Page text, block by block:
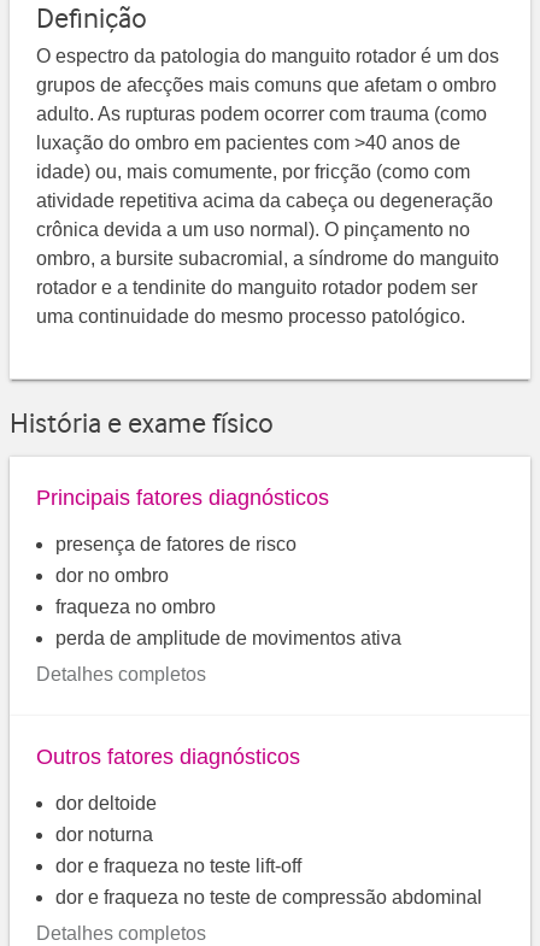
Definição
O espectro da patologia do manguito rotador é um dos
grupos de afecções mais comuns que afetam o ombro
adulto. As rupturas podem ocorrer com trauma (como
luxação do ombro em pacientes com >40 anos de
idade) ou, mais comumente, por fricção (como com
atividade repetitiva acima da cabeça ou degeneração
crônica devida a um uso normal). O pinçamento no
ombro, a bursite subacromial, a síndrome do manguito
rotador e a tendinite do manguito rotador podem ser
uma continuidade do mesmo processo patológico.
História e exame físico
Principais fatores diagnósticos
presença de fatores de risco
dor no ombro
fraqueza no ombro
perda de amplitude de movimentos ativa
Detalhes completos
Outros fatores diagnósticos
dor deltoide
dor noturna
dor e fraqueza no teste lift-off
dor e fraqueza no teste de compressão abdominal
Detalhes completos